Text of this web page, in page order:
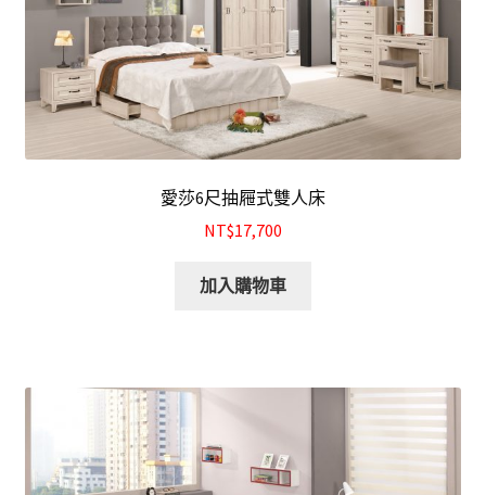
愛莎6尺抽屜式雙人床
NT$17,700
加入購物車